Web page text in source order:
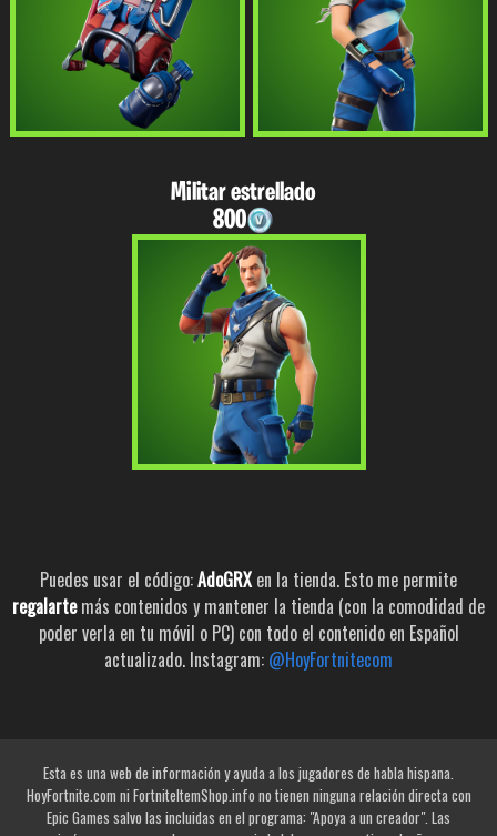
Militar estrellado
800
Puedes usar el código:AdoGRXen la tienda. Esto me permite
regalartemás contenidos y mantener la tienda (con la comodidad de
poder verla en tu móvil o PC) con todo el contenido en Español
actualizado. Instagram: @HoyFortnitecom
Esta es una web de información y ayuda a los jugadores de habla hispana.
HoyFortnite.com ni FortniteItemShop.info no tienen ninguna relación directa con
Epic Games salvo las incluidas en el programa: "Apoya a un creador". Las